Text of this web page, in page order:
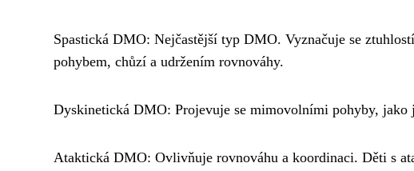
Spastická DMO: Nejčastější typ DMO. Vyznačuje se
pohybem, chůzí a udržením rovnováhy.
Dyskinetická DMO: Projevuje se mimovolními pohyby, jako
Ataktická DMO: Ovlivňuje rovnováhu a koordinaci. Děti s